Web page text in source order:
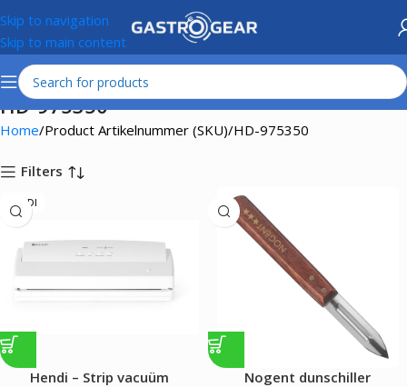
Skip to navigation
Skip to main content
HD-975350
Home Product Artikelnummer (SKU) HD-975350
Filters
HENDI
Hendi – Strip vacuüm
Nogent dunschiller